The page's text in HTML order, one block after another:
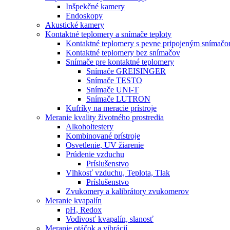
Inšpekčné kamery
Endoskopy
Akustické kamery
Kontaktné teplomery a snímače teploty
Kontaktné teplomery s pevne pripojeným
Kontaktné teplomery bez snímačov
Snímače pre kontaktné teplomery
Snímače GREISINGER
Snímače TESTO
Snímače UNI-T
Snímače LUTRON
Kufríky na meracie prístroje
Meranie kvality životného prostredia
Alkoholtestery
Kombinované prístroje
Osvetlenie, UV žiarenie
Prúdenie vzduchu
Príslušenstvo
Vlhkosť vzduchu, Teplota, Tlak
Príslušenstvo
Zvukomery a kalibrátory zvukomerov
Meranie kvapalín
pH, Redox
Vodivosť kvapalín, slanosť
Meranie otáčok a vibrácií